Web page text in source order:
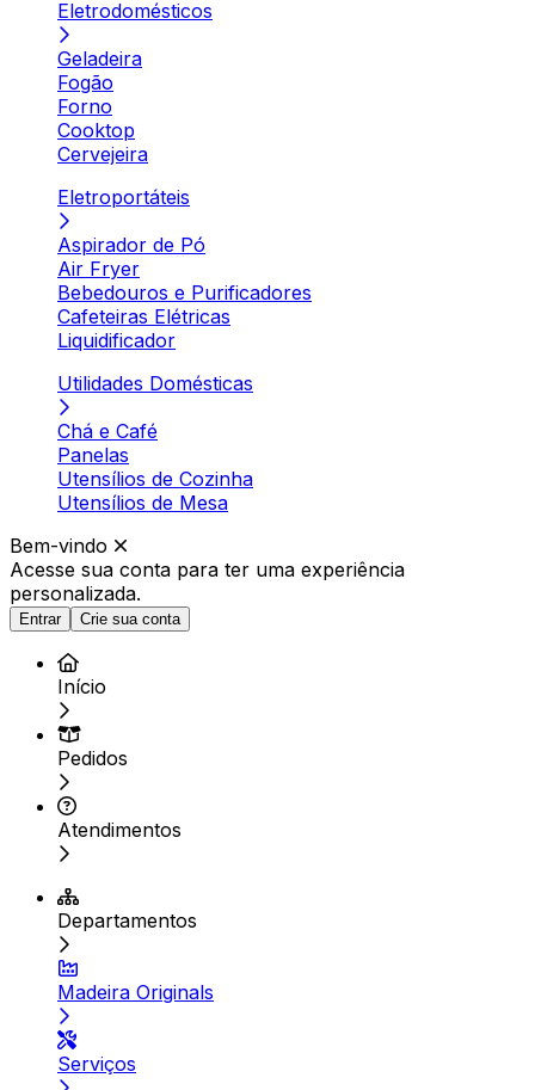
Eletrodomésticos
Geladeira
Fogão
Forno
Cooktop
Cervejeira
Eletroportáteis
Aspirador de Pó
Air Fryer
Bebedouros e Purificadores
Cafeteiras Elétricas
Liquidificador
Utilidades Domésticas
Chá e Café
Panelas
Utensílios de Cozinha
Utensílios de Mesa
Bem-vindo
Acesse sua conta para ter uma experiência
personalizada.
Entrar Crie sua conta
Início
Pedidos
Atendimentos
Departamentos
Madeira Originals
Serviços